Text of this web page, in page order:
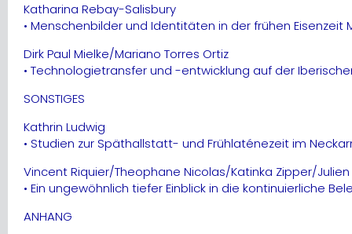
Katharina Rebay-Salisbury
• Menschenbilder und Identitäten in der frühen
Dirk Paul Mielke/Mariano Torres Ortiz
• Technologietransfer und -entwicklung auf der
SONSTIGES
Kathrin Ludwig
• Studien zur Späthallstatt- und Frühlaténezeit im
Vincent Riquier/Theophane Nicolas/Katinka Zipper/
• Ein ungewöhnlich tiefer Einblick in die kontinuierliche
ANHANG